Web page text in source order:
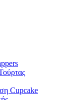
Cupcake